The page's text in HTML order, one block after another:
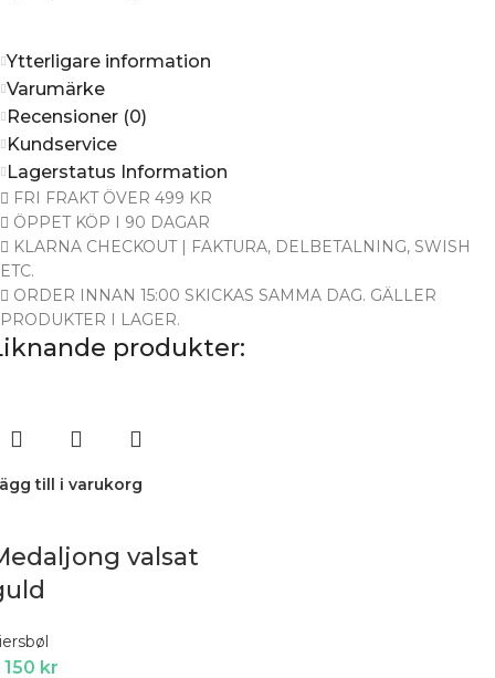
Ytterligare information
Varumärke
Recensioner (0)
Kundservice
Lagerstatus Information
FRI FRAKT ÖVER 499 KR
ÖPPET KÖP I 90 DAGAR
KLARNA CHECKOUT | FAKTURA, DELBETALNING, SWISH
ETC.
ORDER INNAN 15:00 SKICKAS SAMMA DAG. GÄLLER
PRODUKTER I LAGER.
produkter:
till i varukorg
valsat
150 kr